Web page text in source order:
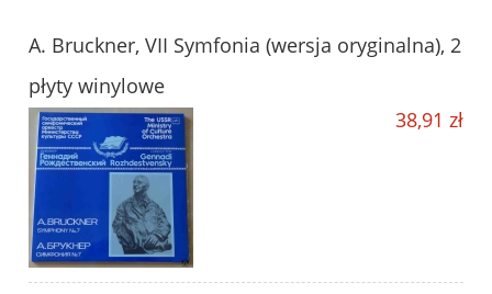
A. Bruckner, VII Symfonia (wersja oryginalna), 2
płyty winylowe
38,91 zł